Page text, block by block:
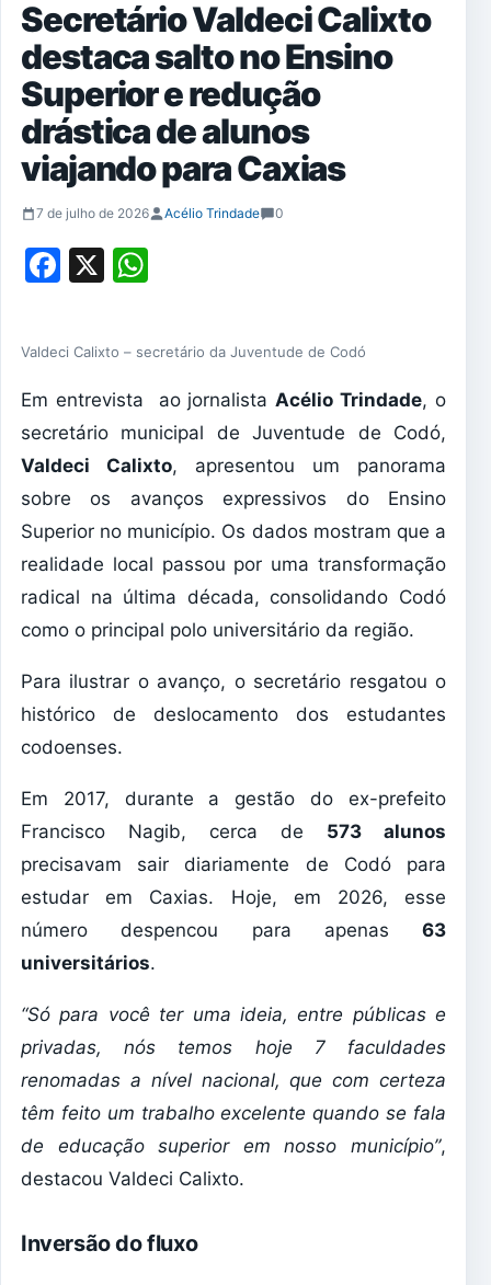
Secretário Valdeci Calixto
destaca salto no Ensino
Superior e redução
drástica de alunos
viajando para Caxias
7 de julho de 2026 Acélio Trindade 0
Facebook
X
Valdeci Calixto – secretário da Juventude de Codó
Em entrevista ao jornalistaAcélio Trindade, o
secretário municipal de Juventude de Codó,
Valdeci Calixto, apresentou um panorama
sobre os avanços expressivos do Ensino
Superior no município. Os dados mostram que a
realidade local passou por uma transformação
radical na última década, consolidando Codó
como o principal polo universitário da região.
Para ilustrar o avanço, o secretário resgatou o
histórico de deslocamento dos estudantes
codoenses.
Em 2017, durante a gestão do ex-prefeito
Francisco Nagib, cerca de 573 alunos
precisavam sair diariamente de Codó para
estudar em Caxias. Hoje, em 2026, esse
número despencou para apenas 63
universitários.
“Só para você ter uma ideia, entre públicas e
privadas, nós temos hoje 7 faculdades
renomadas a nível nacional, que com certeza
têm feito um trabalho excelente quando se fala
de educação superior em nosso município”,
destacou Valdeci Calixto.
Inversão do fluxo